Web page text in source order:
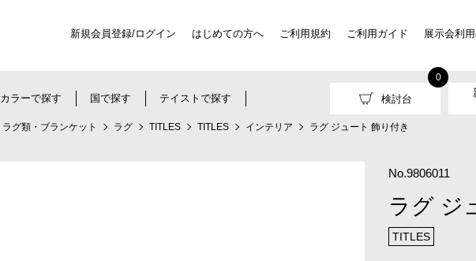
新規会員登録/ログイン はじめての方へ ご利用規約 ご利用ガイド 展示会利
カラーで探す 国で探す テイストで探す 検討台
0
ラグ類・ブランケット ラグ TITLES TITLES インテリア ラグ ジュート 飾り付き
No.9806011
ラグ ジ
TITLES